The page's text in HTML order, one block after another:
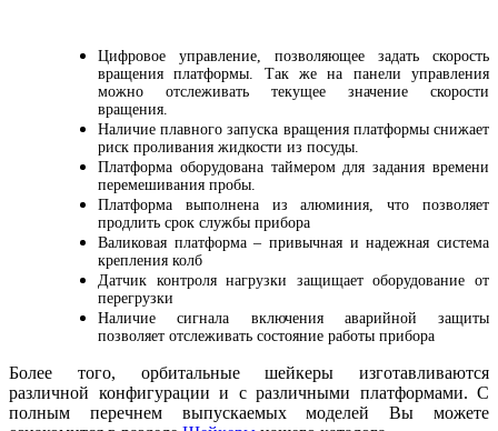
Цифровое управление, позволяющее задать скорость
вращения платформы. Так же на панели управления
можно отслеживать текущее значение скорости
вращения.
Наличие плавного запуска вращения платформы снижает
риск проливания жидкости из посуды.
Платформа оборудована таймером для задания времени
перемешивания пробы.
Платформа выполнена из алюминия, что позволяет
продлить срок службы прибора
Валиковая платформа – привычная и надежная система
крепления колб
Датчик контроля нагрузки защищает оборудование от
перегрузки
Наличие сигнала включения аварийной защиты
позволяет отслеживать состояние работы прибора
Более того, орбитальные шейкеры изготавливаются
различной конфигурации и с различными платформами. С
полным перечнем выпускаемых моделей Вы можете